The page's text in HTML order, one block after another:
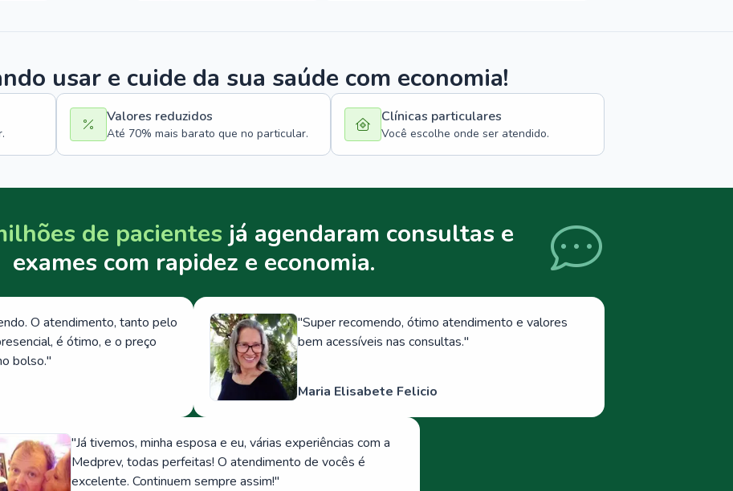
usar e cuide da sua saúde com economia!
Valores reduzidos
Até 70% mais barato que no particular.
Clínicas particulares
Você escolhe onde ser atendido.
de pacientes já agendaram consultas e
exames com rapidez e economia.
O atendimento, tanto pelo
é ótimo, e o preço
bolso."
"Super recomendo, ótimo atendimento e valores
bem acessíveis nas consultas."
Maria Elisabete Felicio
"Já tivemos, minha esposa e eu, várias experiências com a
Medprev, todas perfeitas! O atendimento de vocês é
excelente. Continuem sempre assim!"